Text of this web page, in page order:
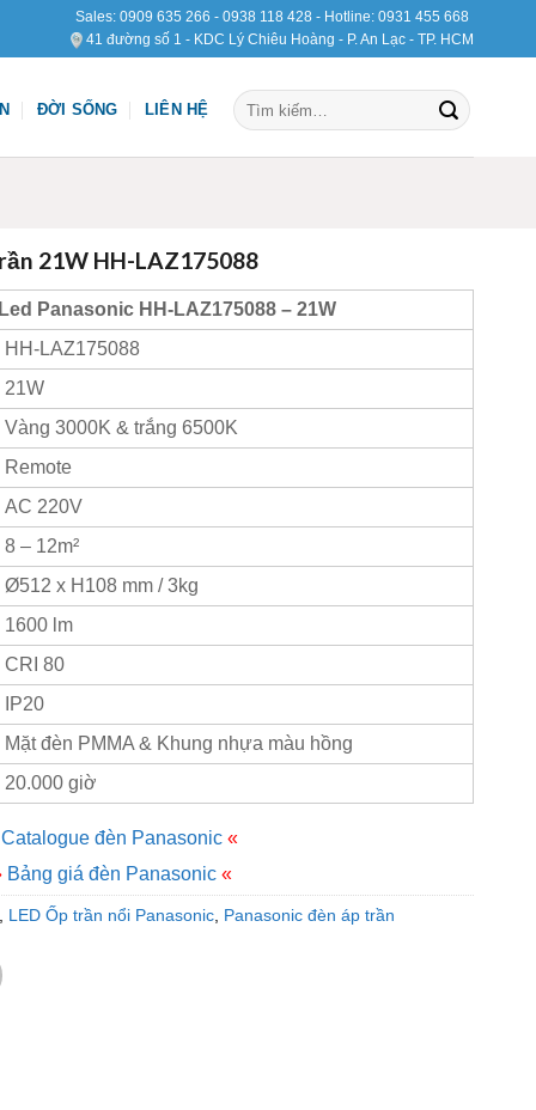
Sales: 0909 635 266 - 0938 118 428 - Hotline: 0931 455 668
41 đường số 1 - KDC Lý Chiêu Hoàng - P. An Lạc - TP. HCM
ĐỜI SỐNG LIÊN HỆ
Tìm
kiếm:
21W HH-LAZ175088
Panasonic HH-LAZ175088 – 21W
HH-LAZ175088
21W
Vàng 3000K & trắng 6500K
Remote
AC 220V
8 – 12m²
Ø512 x H108 mm / 3kg
1600 lm
CRI 80
IP20
Mặt đèn PMMA & Khung nhựa màu hồng
20.000 giờ
đèn Panasonic «
Bảng giá đèn Panasonic «
LED Ốp trần nổi Panasonic Panasonic đèn áp trần